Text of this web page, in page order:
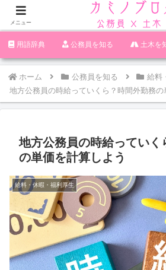
‪︎‬‪︎︎︎︎︎用語辞典 ‪︎‬‪︎︎︎︎︎公務員を知る 土木を
ホーム 公務員を知る
給料
地方公務員の時給っていくら？時間外勤務の
地方公務員の時給っていく
の単価を計算しよう
給料・休暇・福利厚生
メニュー